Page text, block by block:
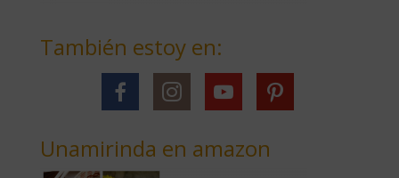
También estoy en:
Unamirinda en amazon